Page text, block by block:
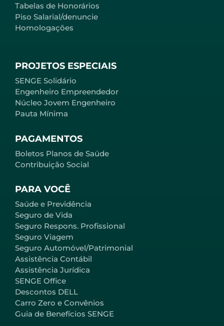
PARA VOCÊ
Saúde e Previdência
Seguro de Vida
Seguro Respons. Profissional
Seguro Viagem
Seguro Automóvel/Patrimonial
Assistência Contábil
Assistência Jurídica
SENGE Office
Descontos DELL
Carro Zero e Convênios
Guia de Benefícios SENGE
Tabelas de Honorários
Piso Salarial/denuncie
Homologações
PROJETOS ESPECIAIS
SENGE Solidário
Engenheiro Empreendedor
Núcleo Jovem Engenheiro
Pauta Mínima
PAGAMENTOS
Boletos Planos de Saúde
Contribuição Social